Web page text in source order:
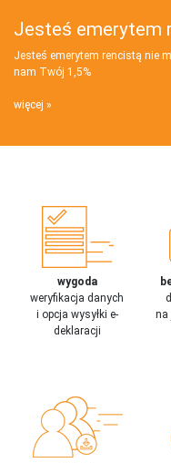
Jesteś emerytem
Jesteś emerytem rencistą nie
nam Twój 1,5%
więcej
wygoda
weryfikacja danych
i opcja wysyłki e-
deklaracji
na